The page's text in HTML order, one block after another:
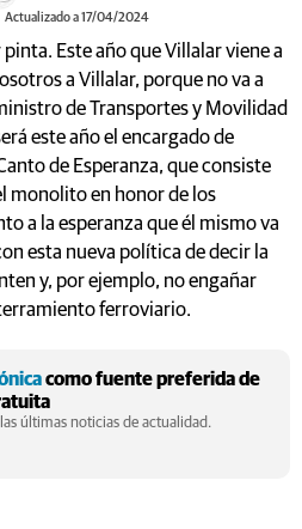
Actualizado a 17/04/2024
Este año que Villalar viene a
a Villalar, porque no va a
de Transportes y Movilidad
este año el encargado de
de Esperanza, que consiste
monolito en honor de los
a la esperanza que él mismo va
esta nueva política de decir la
y, por ejemplo, no engañar
ferroviario.
como fuente preferida de
últimas noticias de actualidad.